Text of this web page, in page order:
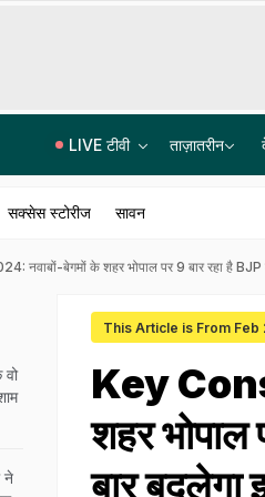
LIVE टीवी ताज़ातरीन
सक्सेस स्टोरीज सावन
बेगमों के शहर भोपाल पर 9 बार रहा है BJP
This Article is From Feb
Key
शहर भोपाल
बार बदलेगा
ने